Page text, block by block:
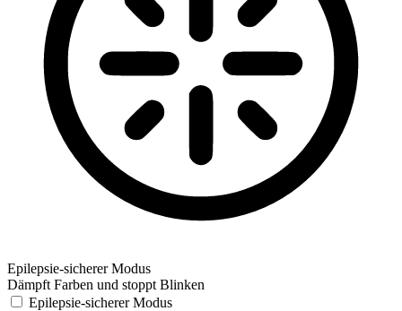
Epilepsie-sicherer Modus
Dämpft Farben und stoppt Blinken
Epilepsie-sicherer Modus